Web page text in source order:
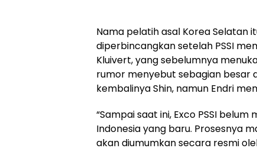
Nama pelatih asal Korea Selatan
diperbincangkan setelah PSSI
Kluivert, yang sebelumnya
rumor menyebut sebagian besar
kembalinya Shin, namun Endri
“Sampai saat ini, Exco PSSI
Indonesia yang baru. Prosesnya
akan diumumkan secara resmi